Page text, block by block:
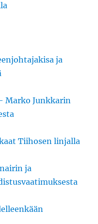
ja
Marko Junkkarin
Tiihosen linjalla
ja